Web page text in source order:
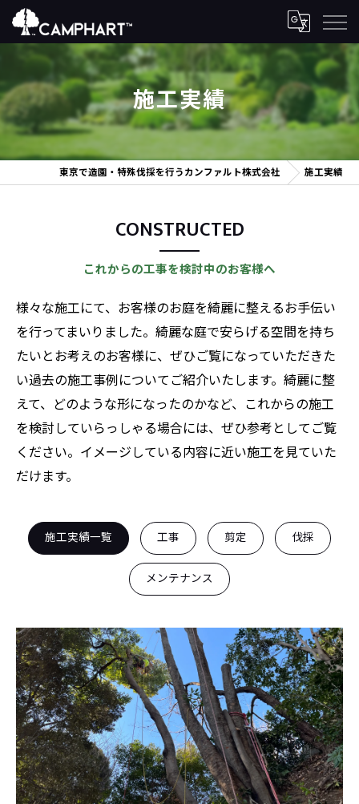
施工実績
東京で造園・特殊伐採を行うカンファルト株式会社 施工実績
CONSTRUCTED
これからの工事を検討中のお客様へ
様々な施工にて、お客様のお庭を綺麗に整えるお手伝い
を行ってまいりました。綺麗な庭で安らげる空間を持ち
たいとお考えのお客様に、ぜひご覧になっていただきた
い過去の施工事例についてご紹介いたします。綺麗に整
えて、どのような形になったのかなど、これからの施工
を検討していらっしゃる場合には、ぜひ参考としてご覧
ください。イメージしている内容に近い施工を見ていた
だけます。
施工実績一覧 工事 剪定 伐採
メンテナンス